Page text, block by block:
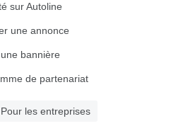
sur Autoline
une annonce
bannière
de partenariat
Pour les entreprises